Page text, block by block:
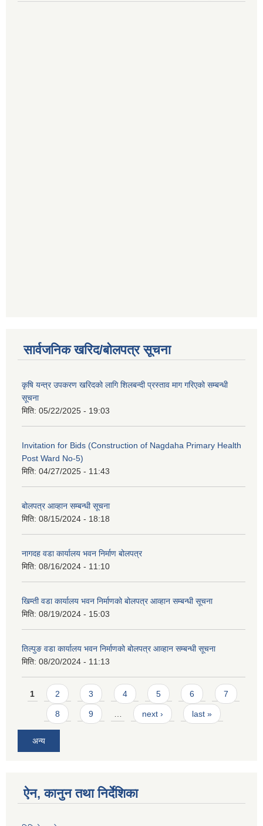
सार्वजनिक खरिद/बोलपत्र सूचना
कृषि यन्त्र उपकरण खरिदको लागि शिलबन्दी प्रस्ताव माग गरिएको सम्बन्धी
सूचना
मिति: 05/22/2025 - 19:03
Invitation for Bids (Construction of Nagdaha Primary Health
Post Ward No-5)
मिति: 04/27/2025 - 11:43
बोलपत्र आव्हान सम्बन्धी सूचना
मिति: 08/15/2024 - 18:18
नागदह वडा कार्यालय भवन निर्माण बोलपत्र
मिति: 08/16/2024 - 11:10
खिम्ती वडा कार्यालय भवन निर्माणको बोलपत्र आव्हान सम्बन्धी सूचना
मिति: 08/19/2024 - 15:03
तिल्पुङ वडा कार्यालय भवन निर्माणको बोलपत्र आव्हान सम्बन्धी सूचना
मिति: 08/20/2024 - 11:13
Pages
1 2 3 4 5 6 7
8 9 next › last »
अन्य
ऐन, कानुन तथा निर्देशिका